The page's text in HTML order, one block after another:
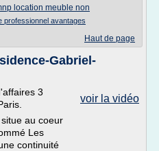
location meuble non
professionnel avantages
Haut de page
Gabriel-
voir la vidéo
3
au coeur
Les
continuité